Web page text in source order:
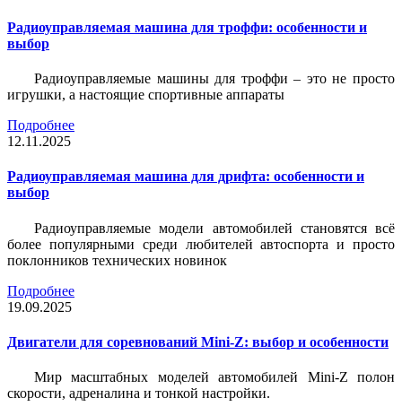
Радиоуправляемая машина для троффи: особенности и
выбор
Радиоуправляемые машины для троффи – это не просто
игрушки, а настоящие спортивные аппараты
Подробнее
12.11.2025
Радиоуправляемая машина для дрифта: особенности и
выбор
Радиоуправляемые модели автомобилей становятся всё
более популярными среди любителей автоспорта и просто
поклонников технических новинок
Подробнее
19.09.2025
Двигатели для соревнований Mini-Z: выбор и особенности
Мир масштабных моделей автомобилей Mini-Z полон
скорости, адреналина и тонкой настройки.